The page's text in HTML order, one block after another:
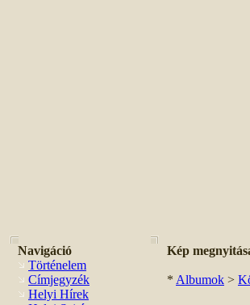
Navigáció
Történelem
Címjegyzék
Helyi Hírek
Kép
* Albumok >